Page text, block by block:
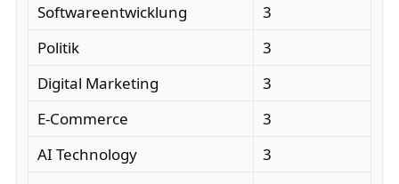
Softwareentwicklung
3
Politik
3
Digital Marketing
3
E-Commerce
3
AI Technology
3